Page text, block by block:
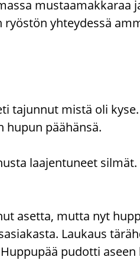
mustaamakkaraa
yhteydessä
tajunnut mistä oli
hupun päähänsä.
laajentuneet
asetta, mutta nyt
Laukaus
pudotti aseen